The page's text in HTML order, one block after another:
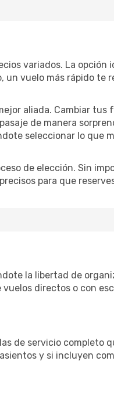
variados. La opción
vuelo más rápido te
aliada. Cambiar tus
de manera
seleccionar lo que
de elección. Sin
para que
la libertad de
directos o con
de servicio completo
y si incluyen